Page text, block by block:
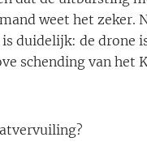
weet het zeker.
duidelijk: de drone
schending van het